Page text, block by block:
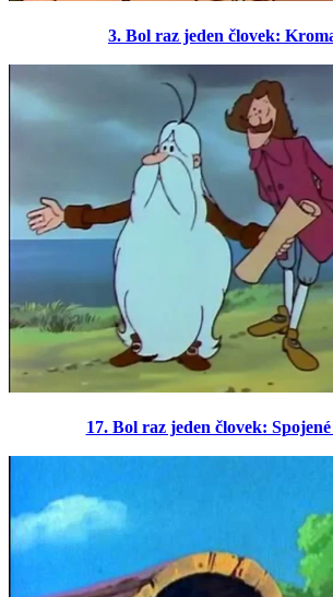
3. Bol raz jeden človek:
17. Bol raz jeden človek: